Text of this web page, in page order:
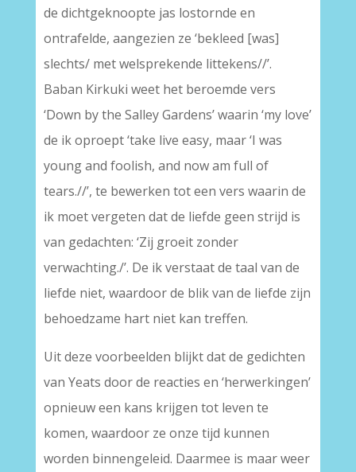
de dichtgeknoopte jas lostornde en
ontrafelde, aangezien ze ‘bekleed [was]
slechts/ met welsprekende littekens//’.
Baban Kirkuki weet het beroemde vers
‘Down by the Salley Gardens’ waarin ‘my love’
de ik oproept ‘take live easy, maar ‘I was
young and foolish, and now am full of
tears.//’, te bewerken tot een vers waarin de
ik moet vergeten dat de liefde geen strijd is
van gedachten: ‘Zij groeit zonder
verwachting./’. De ik verstaat de taal van de
liefde niet, waardoor de blik van de liefde zijn
behoedzame hart niet kan treffen.
Uit deze voorbeelden blijkt dat de gedichten
van Yeats door de reacties en ‘herwerkingen’
opnieuw een kans krijgen tot leven te
komen, waardoor ze onze tijd kunnen
worden binnengeleid. Daarmee is maar weer